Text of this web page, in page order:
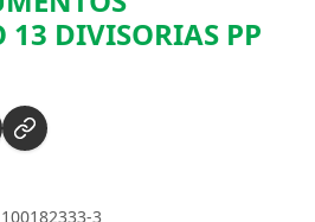
13 DIVISORIAS PP
3